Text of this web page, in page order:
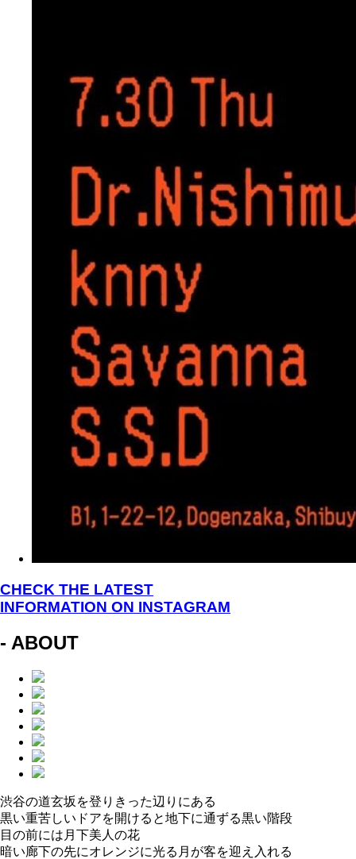
CHECK THE LATEST
INFORMATION ON INSTAGRAM
- ABOUT
渋谷の道玄坂を登りきった辺りにある
黒い重苦しいドアを開けると地下に通ずる黒い階段
目の前には月下美人の花
暗い廊下の先にオレンジに光る月が客を迎え入れる